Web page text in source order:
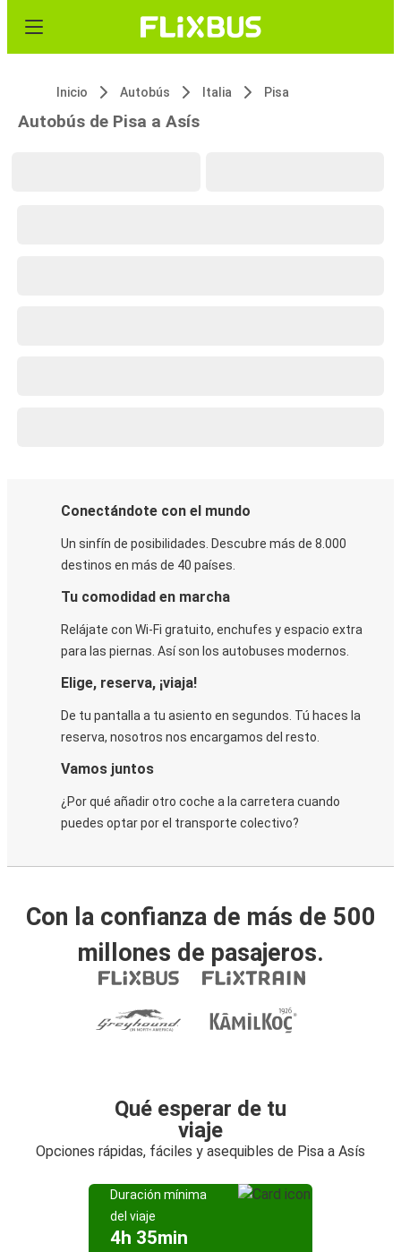
Inicio Autobús Italia Pisa
Autobús de Pisa a Asís
Conectándote con el mundo
Un sinfín de posibilidades. Descubre más de 8.000
destinos en más de 40 países.
Tu comodidad en marcha
Relájate con Wi-Fi gratuito, enchufes y espacio extra
para las piernas. Así son los autobuses modernos.
Elige, reserva, ¡viaja!
De tu pantalla a tu asiento en segundos. Tú haces la
reserva, nosotros nos encargamos del resto.
Vamos juntos
¿Por qué añadir otro coche a la carretera cuando
puedes optar por el transporte colectivo?
Con la confianza de más de 500
millones de pasajeros.
Qué esperar de tu
viaje
Opciones rápidas, fáciles y asequibles de Pisa a Asís
Duración mínima
del viaje
4h 35min